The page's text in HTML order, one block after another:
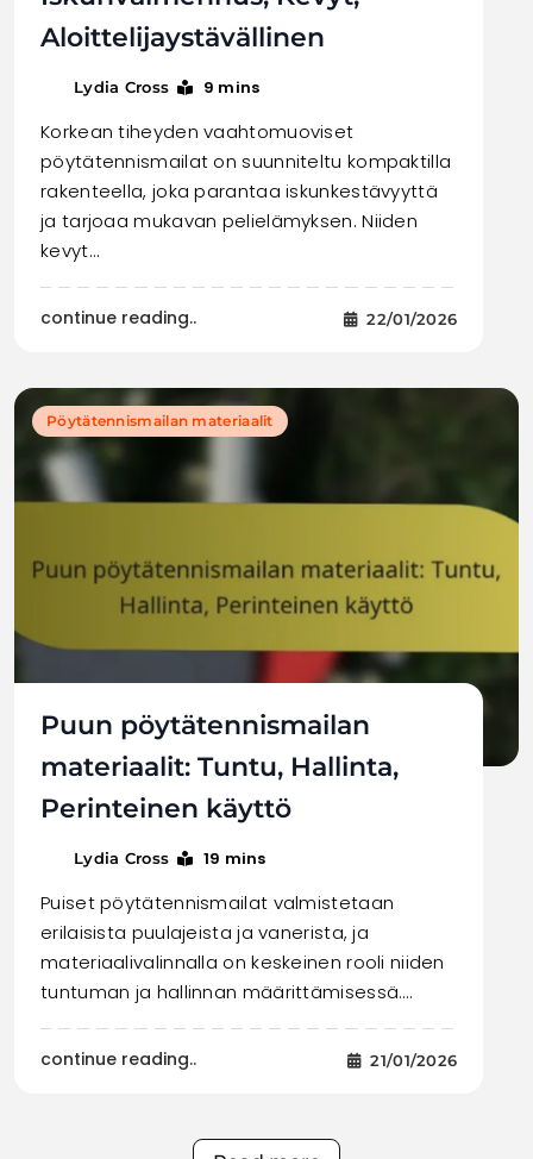
Aloittelijaystävällinen
Lydia Cross 9 mins
Korkean tiheyden vaahtomuoviset
pöytätennismailat on suunniteltu kompaktilla
rakenteella, joka parantaa iskunkestävyyttä
ja tarjoaa mukavan pelielämyksen. Niiden
kevyt…
continue reading.. 22/01/2026
Pöytätennismailan materiaalit
Puun pöytätennismailan
materiaalit: Tuntu, Hallinta,
Perinteinen käyttö
Lydia Cross 19 mins
Puiset pöytätennismailat valmistetaan
erilaisista puulajeista ja vanerista, ja
materiaalivalinnalla on keskeinen rooli niiden
tuntuman ja hallinnan määrittämisessä.…
continue reading.. 21/01/2026